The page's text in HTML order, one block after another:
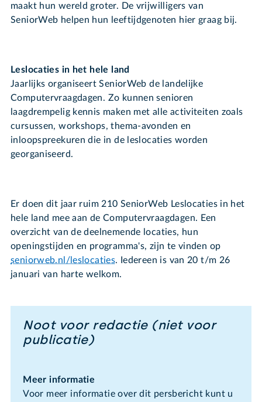
maakt hun wereld groter. De vrijwilligers van
SeniorWeb helpen hun leeftijdgenoten hier graag bij.
Leslocaties in het hele land
Jaarlijks organiseert SeniorWeb de landelijke
Computervraagdagen. Zo kunnen senioren
laagdrempelig kennis maken met alle activiteiten zoals
cursussen, workshops, thema-avonden en
inloopspreekuren die in de leslocaties worden
georganiseerd.
Er doen dit jaar ruim 210 SeniorWeb Leslocaties in het
hele land mee aan de Computervraagdagen. Een
overzicht van de deelnemende locaties, hun
openingstijden en programma's, zijn te vinden op
seniorweb.nl/leslocaties. Iedereen is van 20 t/m 26
januari van harte welkom.
Noot voor redactie (niet voor
publicatie)
Meer informatie
Voor meer informatie over dit persbericht kunt u